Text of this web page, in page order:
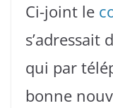
Ci-joint le
s’adressait
qui par
bonne